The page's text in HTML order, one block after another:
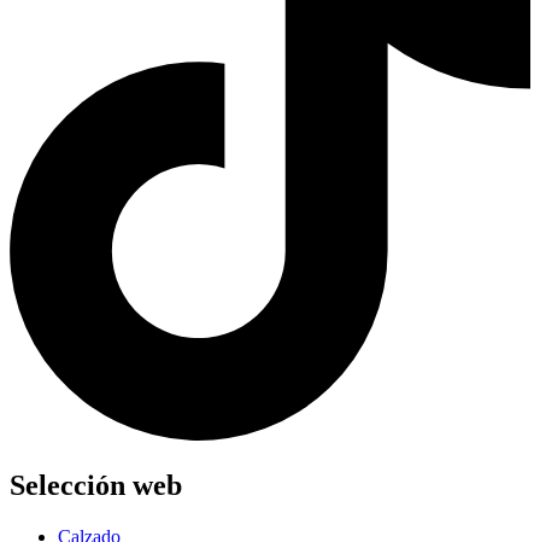
Selección web
Calzado